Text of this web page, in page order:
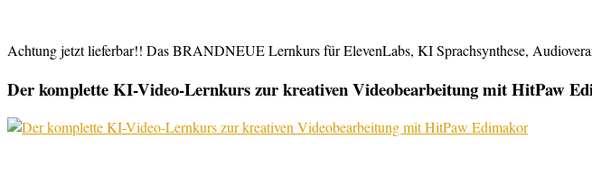
Achtung jetzt lieferbar!! Das BRANDNEUE Lernkurs für ElevenLabs, KI Sprachsynthese,
Der komplette KI-Video-Lernkurs zur kreativen Videobearbeitung mit HitPaw